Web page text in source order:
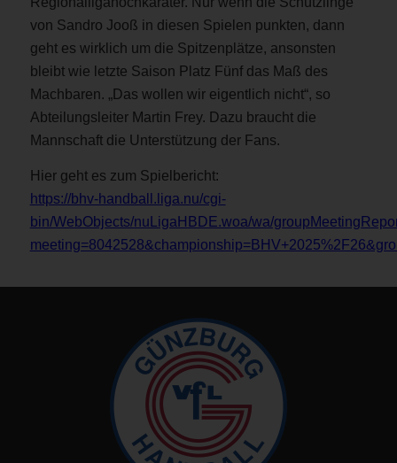
von Sandro Jooß in diesen Spielen punkten, dann
geht es wirklich um die Spitzenplätze, ansonsten
bleibt wie letzte Saison Platz Fünf das Maß des
Machbaren. „Das wollen wir eigentlich nicht“, so
Abteilungsleiter Martin Frey. Dazu braucht die
Mannschaft die Unterstützung der Fans.
Hier geht es zum Spielbericht:
https://bhv-handball.liga.nu/cgi-
bin/WebObjects/nuLigaHBDE.woa/wa/